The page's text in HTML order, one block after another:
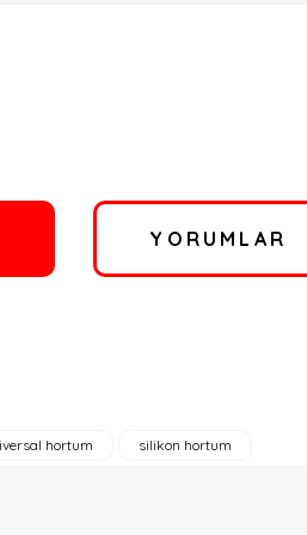
YORUMLAR
hortum silikon hortum